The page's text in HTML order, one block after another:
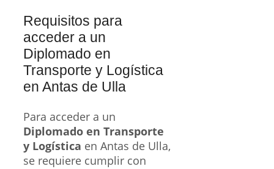
Requisitos para
acceder a un
Diplomado en
Transporte y Logística
en Antas de Ulla
Para acceder a un
Diplomado en Transporte
y Logística en Antas de Ulla,
se requiere cumplir con